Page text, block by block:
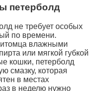
петерболд
не требует особых
по времени.
влажными
или мягкой губкой
кошки, петерболд
смазку, которая
в местах
в неделю нужно